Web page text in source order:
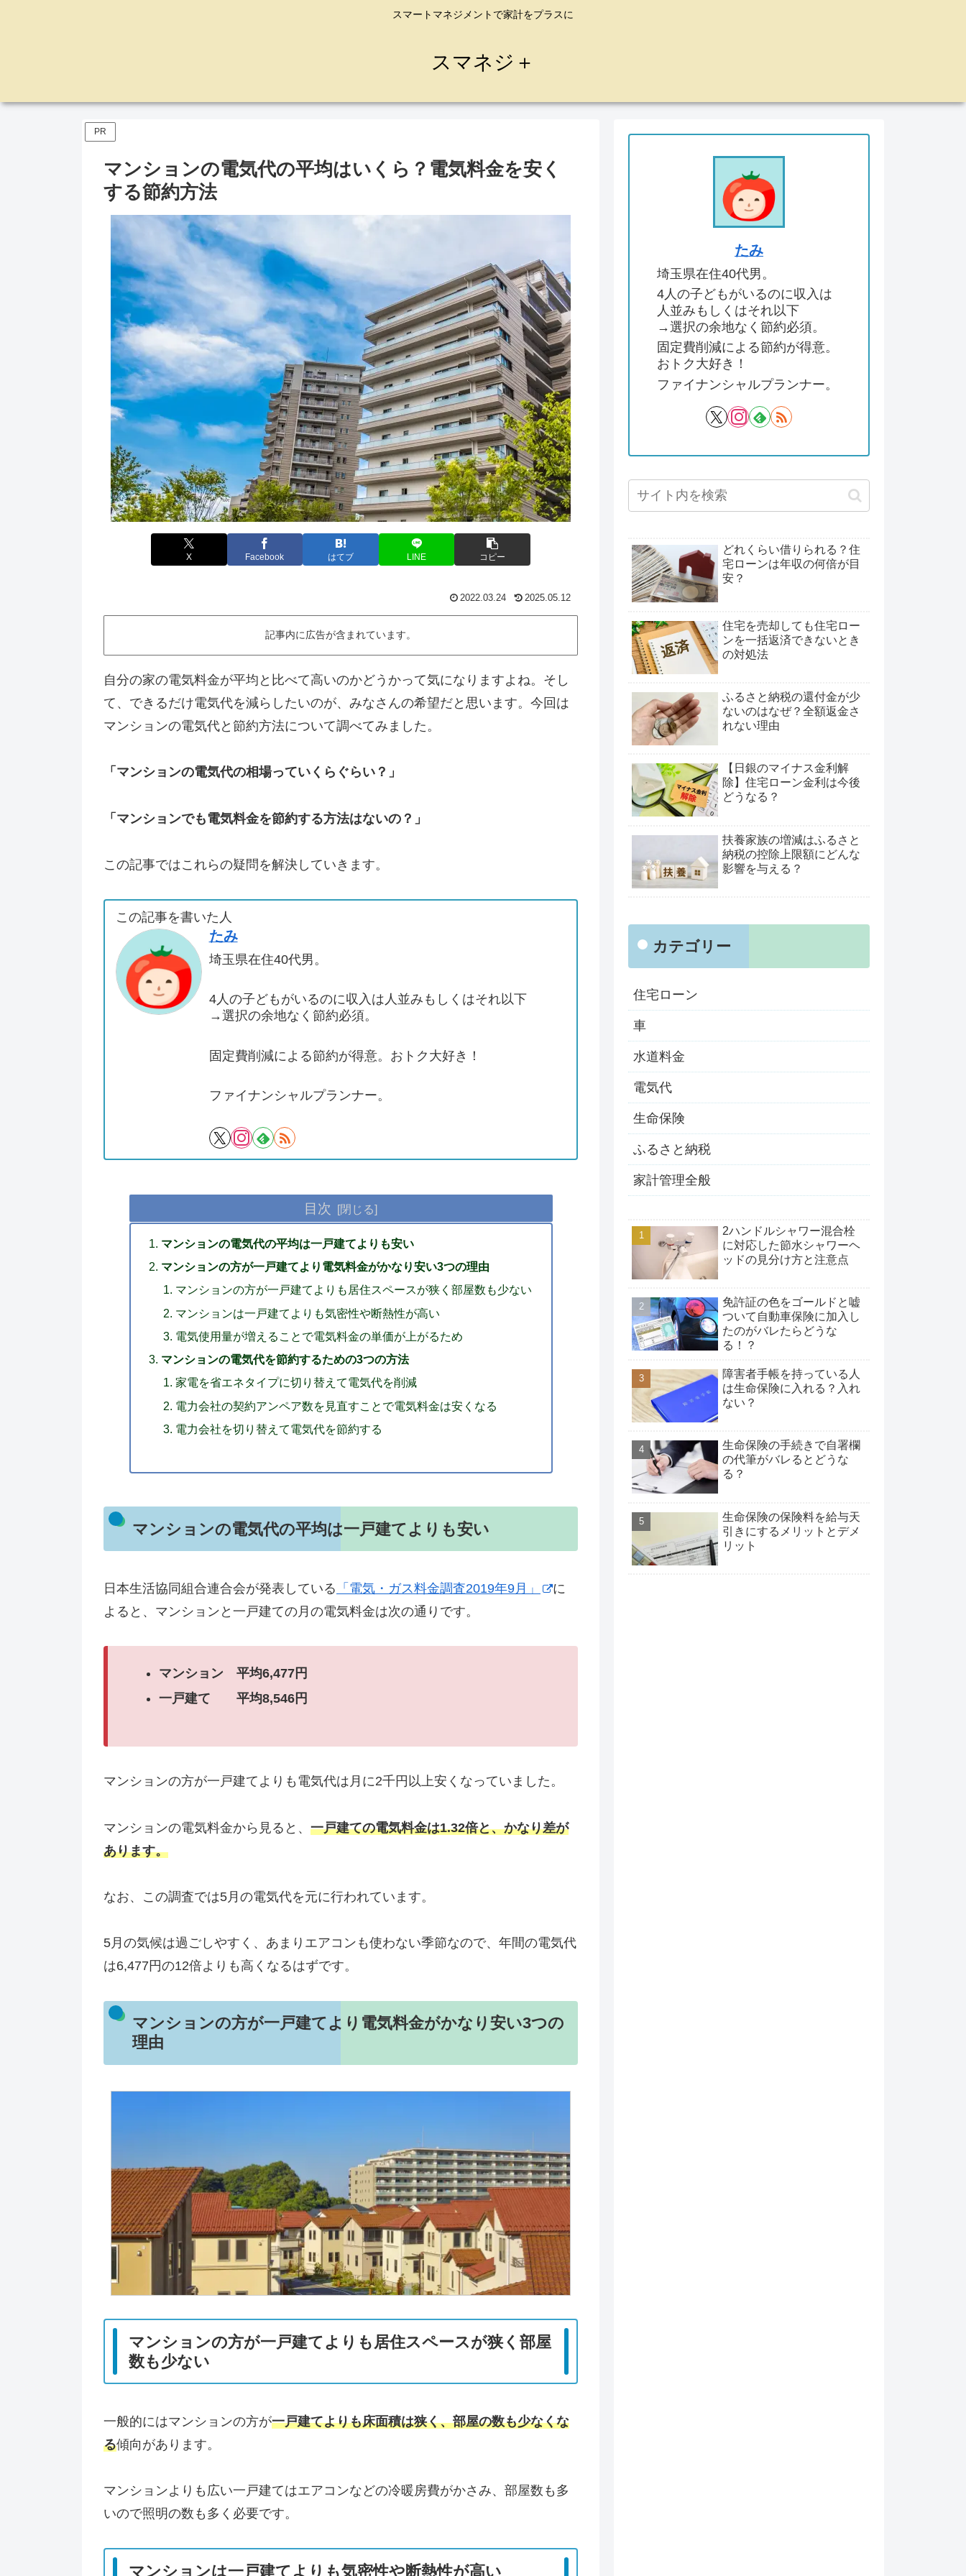
スマートマネジメントで家計をプラスに
スマネジ＋
PR
マンションの電気代の平均はいくら？電気料金を安く
する節約方法
X Facebook はてブ LINE コピー
2022.03.24 2025.05.12
記事内に広告が含まれています。
自分の家の電気料金が平均と比べて高いのかどうかって気になりますよね。そし
て、できるだけ電気代を減らしたいのが、みなさんの希望だと思います。今回は
マンションの電気代と節約方法について調べてみました。
「マンションの電気代の相場っていくらぐらい？」
「マンションでも電気料金を節約する方法はないの？」
この記事ではこれらの疑問を解決していきます。
この記事を書いた人
たみ
埼玉県在住40代男。
4人の子どもがいるのに収入は人並みもしくはそれ以下
→選択の余地なく節約必須。
固定費削減による節約が得意。おトク大好き！
ファイナンシャルプランナー。
目次
マンションの電気代の平均は一戸建てよりも安い
マンションの方が一戸建てより電気料金がかなり安い3つの理由
マンションの方が一戸建てよりも居住スペースが狭く部屋数も少ない
マンションは一戸建てよりも気密性や断熱性が高い
電気使用量が増えることで電気料金の単価が上がるため
マンションの電気代を節約するための3つの方法
家電を省エネタイプに切り替えて電気代を削減
電力会社の契約アンペア数を見直すことで電気料金は安くなる
電力会社を切り替えて電気代を節約する
マンションの電気代の平均は一戸建てよりも安い
日本生活協同組合連合会が発表している 「電気・ガス料金調査2019年9月」
に
よると、マンションと一戸建ての月の電気料金は次の通りです。
マンション 平均6,477円
一戸建て 平均8,546円
マンションの方が一戸建てよりも電気代は月に2千円以上安くなっていました。
マンションの電気料金から見ると、 一戸建ての電気料金は1.32倍と、かなり差が
あります。
なお、この調査では5月の電気代を元に行われています。
5月の気候は過ごしやすく、あまりエアコンも使わない季節なので、年間の電気代
は6,477円の12倍よりも高くなるはずです。
マンションの方が一戸建てより電気料金がかなり安い3つの
理由
マンションの方が一戸建てよりも居住スペースが狭く部屋
数も少ない
一般的にはマンションの方が一戸建てよりも床面積は狭く、部屋の数も少なくな
る傾向があります。
マンションよりも広い一戸建てはエアコンなどの冷暖房費がかさみ、部屋数も多
いので照明の数も多く必要です。
マンションは一戸建てよりも気密性や断熱性が高い
たみ
埼玉県在住40代男。
4人の子どもがいるのに収入は
人並みもしくはそれ以下
→選択の余地なく節約必須。
固定費削減による節約が得意。
おトク大好き！
ファイナンシャルプランナー。
どれくらい借りられる？住
宅ローンは年収の何倍が目
安？
住宅を売却しても住宅ロー
ンを一括返済できないとき
の対処法
ふるさと納税の還付金が少
ないのはなぜ？全額返金さ
れない理由
【日銀のマイナス金利解
除】住宅ローン金利は今後
どうなる？
扶養家族の増減はふるさと
納税の控除上限額にどんな
影響を与える？
カテゴリー
住宅ローン
車
水道料金
電気代
生命保険
ふるさと納税
家計管理全般
2ハンドルシャワー混合栓
に対応した節水シャワーヘ
ッドの見分け方と注意点
免許証の色をゴールドと嘘
ついて自動車保険に加入し
たのがバレたらどうな
る！？
障害者手帳を持っている人
は生命保険に入れる？入れ
ない？
生命保険の手続きで自署欄
の代筆がバレるとどうな
る？
生命保険の保険料を給与天
引きにするメリットとデメ
リット